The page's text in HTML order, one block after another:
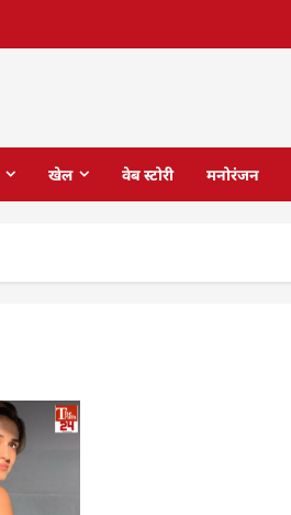
खेल वेब स्टोरी मनोरंजन